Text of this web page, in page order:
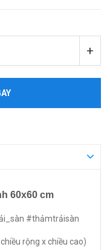
+
60x60 cm
#thảmtrảisàn
rộng x chiều cao)